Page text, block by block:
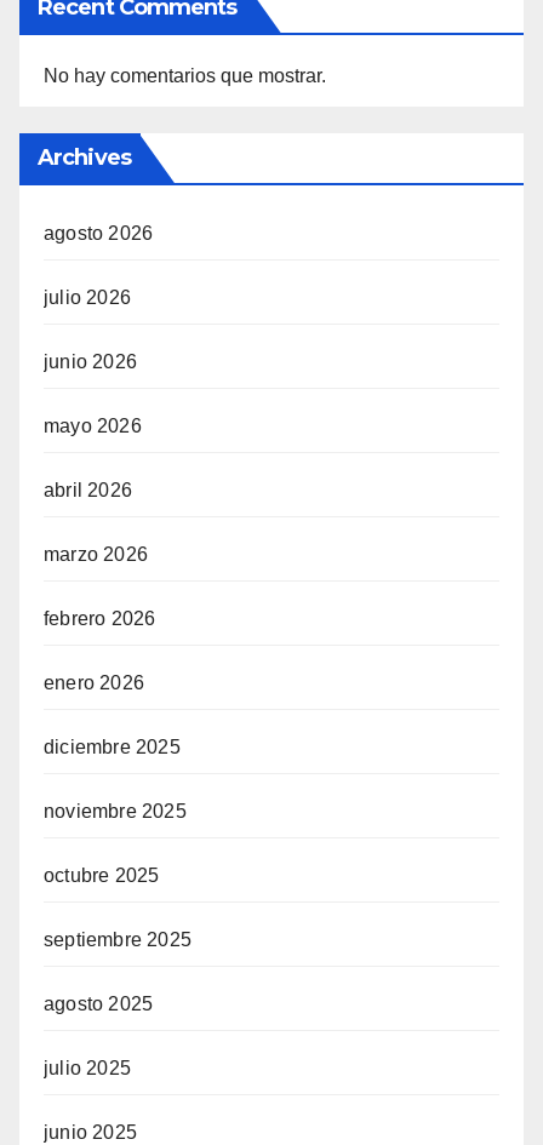
Recent Comments
No hay comentarios que mostrar.
Archives
agosto 2026
julio 2026
junio 2026
mayo 2026
abril 2026
marzo 2026
febrero 2026
enero 2026
diciembre 2025
noviembre 2025
octubre 2025
septiembre 2025
agosto 2025
julio 2025
junio 2025